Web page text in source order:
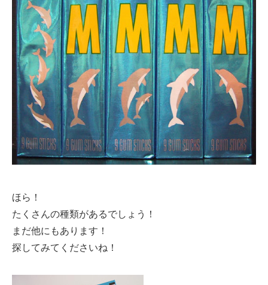
ほら！
たくさんの種類があるでしょう！
まだ他にもあります！
探してみてくださいね！